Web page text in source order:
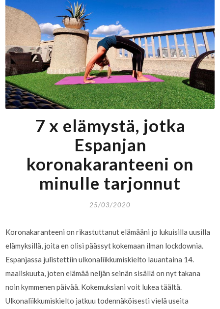
7 x elämystä, jotka
Espanjan
koronakaranteeni on
minulle tarjonnut
25/03/2020
Koronakaranteeni on rikastuttanut elämääni jo lukuisilla uusilla
elämyksillä, joita en olisi päässyt kokemaan ilman lockdownia.
Espanjassa julistettiin ulkonaliikkumiskielto lauantaina 14.
maaliskuuta, joten elämää neljän seinän sisällä on nyt takana
noin kymmenen päivää. Kokemuksiani voit lukea täältä.
Ulkonaliikkumiskielto jatkuu todennäköisesti vielä useita